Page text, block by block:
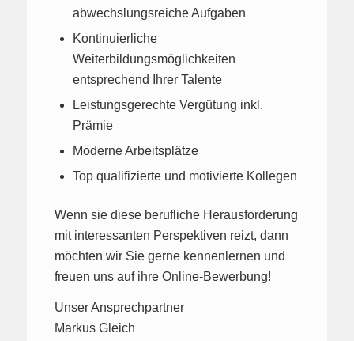
abwechslungsreiche Aufgaben
Kontinuierliche
Weiterbildungsmöglichkeiten
entsprechend Ihrer Talente
Leistungsgerechte Vergütung inkl.
Prämie
Moderne Arbeitsplätze
Top qualifizierte und motivierte Kollegen
Wenn sie diese berufliche Herausforderung
mit interessanten Perspektiven reizt, dann
möchten wir Sie gerne kennenlernen und
freuen uns auf ihre Online-Bewerbung!
Unser Ansprechpartner
Markus Gleich